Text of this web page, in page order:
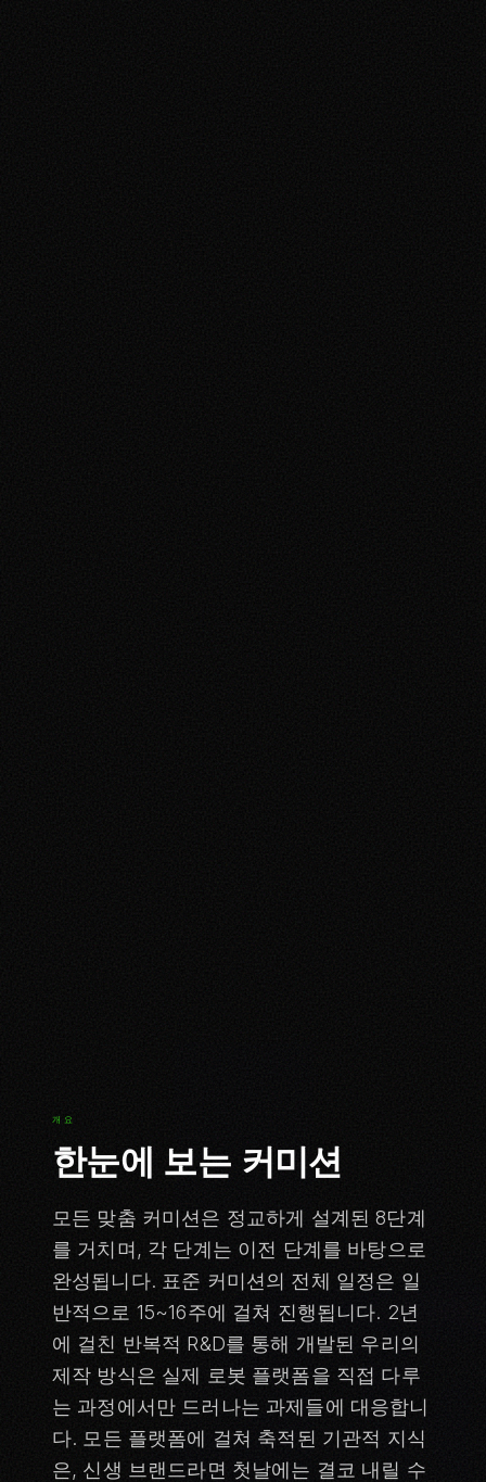
개요
한눈에 보는 커미션
모든 맞춤 커미션은 정교하게 설계된 8단계
를 거치며, 각 단계는 이전 단계를 바탕으로
완성됩니다. 표준 커미션의 전체 일정은 일
반적으로 15~16주에 걸쳐 진행됩니다. 2년
에 걸친 반복적 R&D를 통해 개발된 우리의
제작 방식은 실제 로봇 플랫폼을 직접 다루
는 과정에서만 드러나는 과제들에 대응합니
다. 모든 플랫폼에 걸쳐 축적된 기관적 지식
은, 신생 브랜드라면 첫날에는 결코 내릴 수